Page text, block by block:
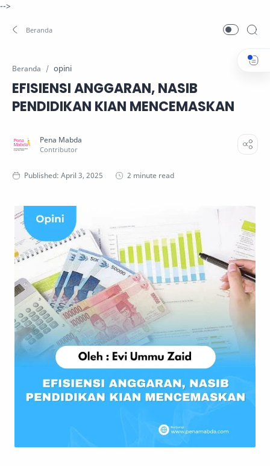
-->
Beranda opini
EFISIENSI ANGGARAN, NASIB
PENDIDIKAN KIAN MENCEMASKAN
2 minute read